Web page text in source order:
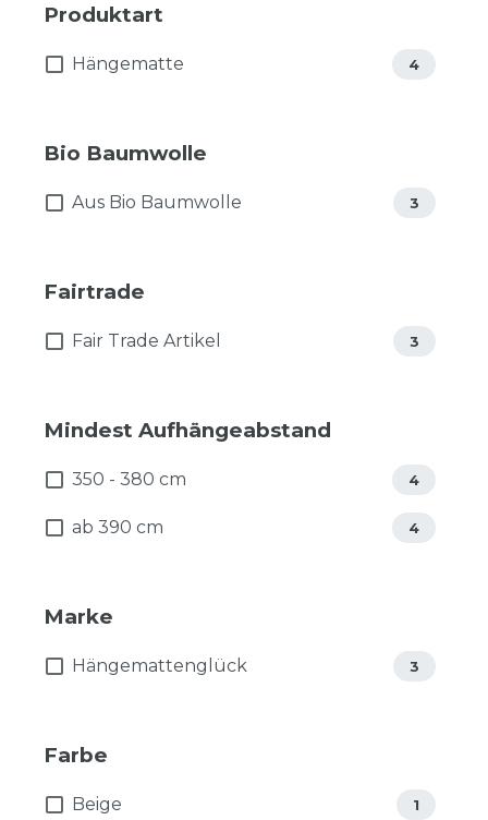
Produktart
Hängematte 4
Bio Baumwolle
Aus Bio Baumwolle 3
Fairtrade
Fair Trade Artikel 3
Mindest Aufhängeabstand
350 - 380 cm 4
ab 390 cm 4
Marke
Hängemattenglück 3
Farbe
Beige 1